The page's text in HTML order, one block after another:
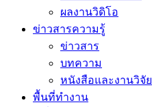
ผลงานวิดิโอ
ข่าวสารความรู้
ข่าวสาร
บทความ
หนังสือและงานวิจัย
พื้นที่ทำงาน